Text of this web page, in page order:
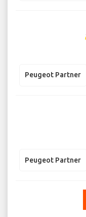
Peugeot Partner
Peugeot Partner